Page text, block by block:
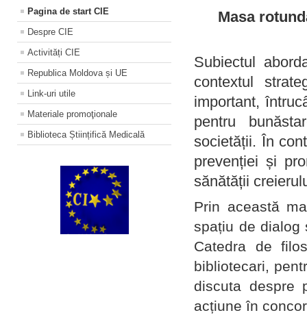
Pagina de start CIE
Despre CIE
Activități CIE
Republica Moldova și UE
Link-uri utile
Materiale promoţionale
Biblioteca Științifică Medicală
Masa
Subiectul
contextul
important,
pentru
societății. În
prevenției și
sănătății
Prin această
spațiu de dialog
Catedra de
bibliotecari,
discuta despre
acțiune în